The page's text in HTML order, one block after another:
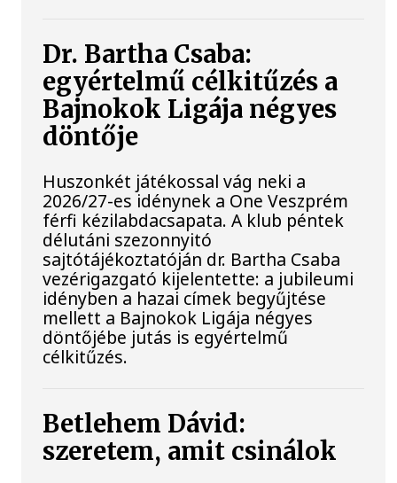
Dr. Bartha Csaba:
egyértelmű célkitűzés a
Bajnokok Ligája négyes
döntője
Huszonkét játékossal vág neki a
2026/27-es idénynek a One Veszprém
férfi kézilabdacsapata. A klub péntek
délutáni szezonnyitó
sajtótájékoztatóján dr. Bartha Csaba
vezérigazgató kijelentette: a jubileumi
idényben a hazai címek begyűjtése
mellett a Bajnokok Ligája négyes
döntőjébe jutás is egyértelmű
célkitűzés.
Betlehem Dávid:
szeretem, amit csinálok